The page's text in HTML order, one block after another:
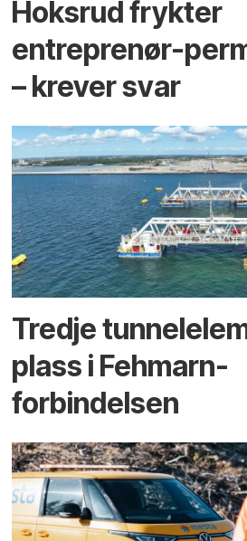
Hoksrud frykter
entreprenør-
– krever svar
Tredje
plass i Fehmarn-
forbindelsen